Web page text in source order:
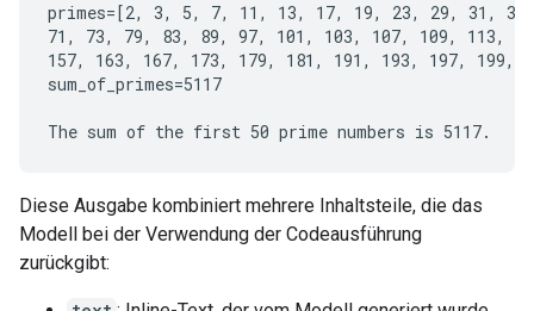
primes=[2, 3, 5, 7, 11, 13, 17, 19, 23, 29, 31,
71, 73, 79, 83, 89, 97, 101, 103, 107, 109, 113,
157, 163, 167, 173, 179, 181, 191, 193, 197, 199,
sum_of_primes=5117
Diese Ausgabe kombiniert mehrere Inhaltsteile, die das
Modell bei der Verwendung der Codeausführung
zurückgibt: